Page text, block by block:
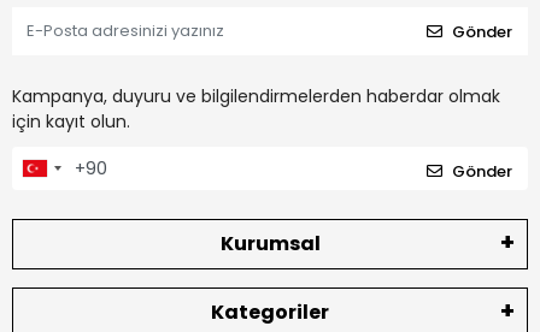
Gönder
Kampanya, duyuru ve bilgilendirmelerden haberdar olmak
için kayıt olun.
Gönder
Kurumsal
Kategoriler